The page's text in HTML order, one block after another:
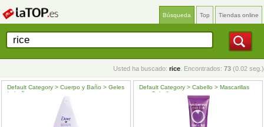
Búsqueda Top Tiendas online
Usted ha buscado: rice . Encontrados: 73 (0.02 seg.)
Default Category > Cuerpo y Baño > Geles
de baño
Default Category > Cabello > Mascarillas
para Cabello